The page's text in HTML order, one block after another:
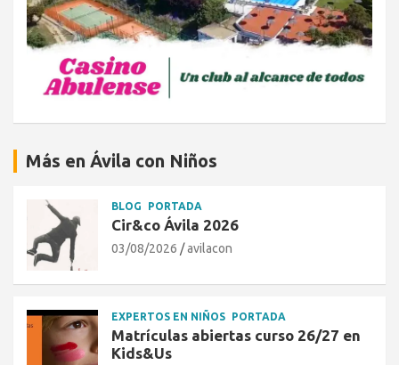
Más en Ávila con Niños
BLOG PORTADA
Cir&co Ávila 2026
03/08/2026 avilacon
EXPERTOS EN NIÑOS PORTADA
Matrículas abiertas curso 26/27 en
Kids&Us